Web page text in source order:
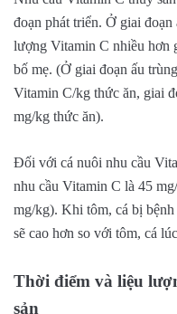
đoạn phát triển. Ở giai
lượng Vitamin C nhiều hơn
bố mẹ. (Ở giai đoạn ấu
Vitamin C/kg thức ăn, giai
mg/kg thức ăn).
Đối với cá nuôi nhu cầu
nhu cầu Vitamin C là 45
mg/kg). Khi tôm, cá bị
sẽ cao hơn so với tôm, cá
Thời điểm và liệu
sản